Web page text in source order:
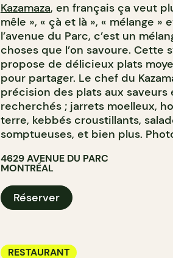
Kazamaza, en français ça veut
mêle », « çà et là », « mélange
l’avenue du Parc, c’est un
choses que l’on savoure. Cette
propose de délicieux plats
pour partager. Le chef du
précision des plats aux
recherchés ; jarrets moelleux,
terre, kebbés croustillants,
somptueuses, et bien plus.
4629 AVENUE DU PARC
MONTRÉAL
Réserver
RESTAURANT